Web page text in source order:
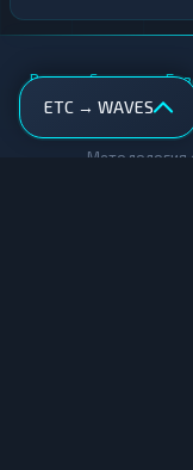
ETC → WAVES
Вики • Города •
Методология